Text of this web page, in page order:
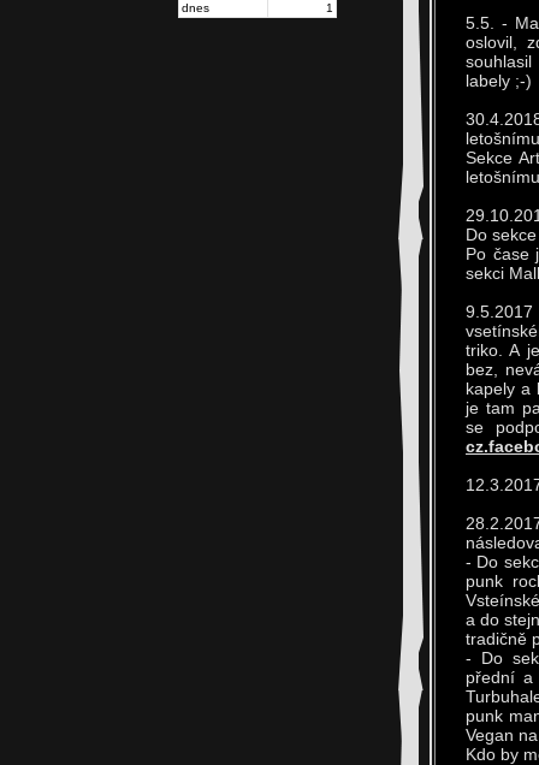
5.5. -
oslovil,
labely ;-)
Sekce
Do
Po čase
sekci
triko. A
bez,
kapely a
je tam
se
- Do
punk
a do
tradičně
- Do
přední a
punk
Vegan
Kdo by
dnes
1